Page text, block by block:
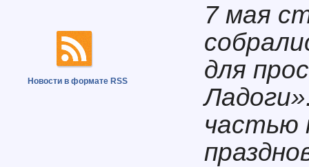
Новости в формате RSS
7 мая
для
частью